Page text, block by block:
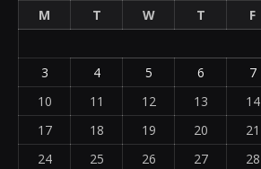
M
T W T F
3
4 5 6 7
10
11 12 13 14
17
18 19 20 21
24
25 26 27 28